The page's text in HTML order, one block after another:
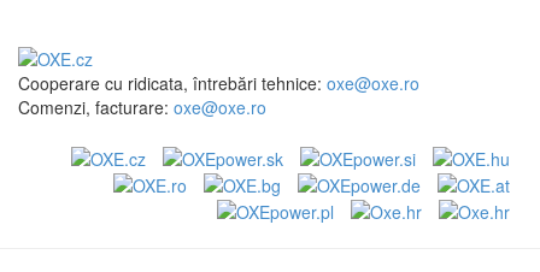
Cooperare cu ridicata, întrebări tehnice: oxe@oxe.ro
Comenzi, facturare: oxe@oxe.ro